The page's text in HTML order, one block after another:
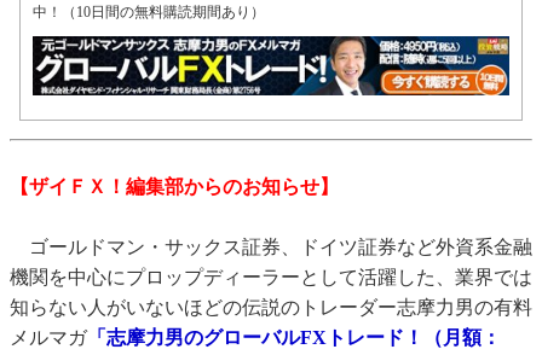
中！（10日間の無料購読期間あり）
【ザイＦＸ！編集部からのお知らせ】
ゴールドマン・サックス証券、ドイツ証券など外資系金融
機関を中心にプロップディーラーとして活躍した、業界では
知らない人がいないほどの伝説のトレーダー志摩力男の有料
メルマガ「志摩力男のグローバルFXトレード！（月額：